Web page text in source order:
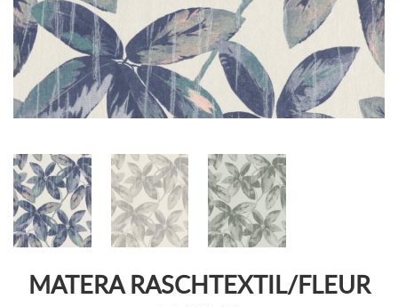
MATERA RASCHTEXTIL/FLEUR